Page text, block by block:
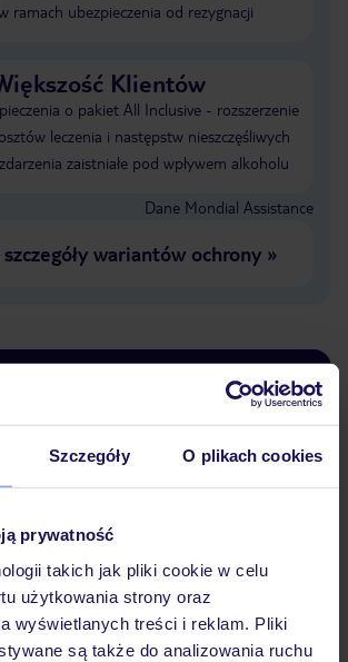
Szczegóły O plikach cookies
prywatność
takich jak pliki cookie w celu
użytkowania strony oraz
wyświetlanych treści i reklam. Pliki
są także do analizowania ruchu
ramach ubezpieczenia od rezygnacji
Klientów
o pakiet All Inclusive - rozszerzenie
leczenia i następstw nieszczęśliwych
zaistniałe pod wpływem alkoholu
Dane Mondial Assistance
wariantów ochrony»